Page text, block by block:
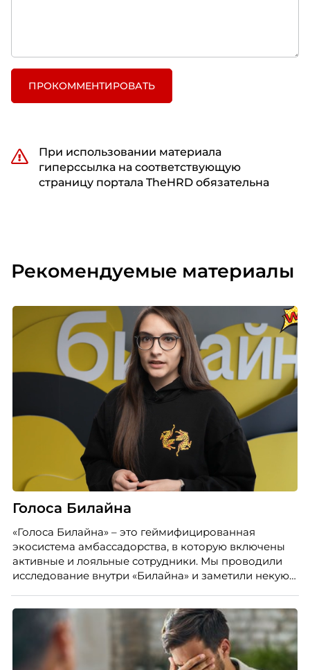
ПРОКОММЕНТИРОВАТЬ
При использовании материала
гиперссылка на соответствующую
страницу портала TheHRD обязательна
Рекомендуемые материалы
Голоса Билайна
«Голоса Билайна» – это геймифицированная
экосистема амбассадорства, в которую включены
активные и лояльные сотрудники. Мы проводили
исследование внутри «Билайна» и заметили некую
благодарности и публичного признания.